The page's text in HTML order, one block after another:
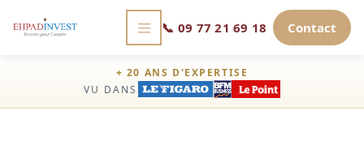
📞 09 77 21 69 18 Contact
+ 20 ANS D'EXPERTISE
VU DANS